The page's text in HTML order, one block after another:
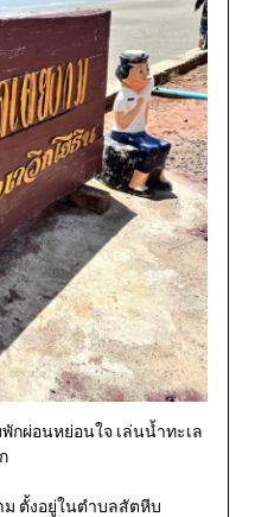
กผ่อนหย่อนใจ เล่นน้ำทะเล
ม ตั้งอยู่ในตำบลสัตหีบ